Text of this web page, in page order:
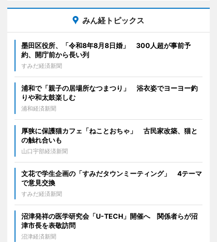
みん経トピックス
墨田区役所、「令和8年8月8日婚」 300人超が事前予
約、開庁前から長い列
すみだ経済新聞
浦和で「親子の居場所なつまつり」 浴衣姿でヨーヨー釣
りや和太鼓楽しむ
浦和経済新聞
厚狭に保護猫カフェ「ねことおちゃ」 古民家改築、猫と
の触れ合いも
山口宇部経済新聞
文花で学生企画の「すみだタウンミーティング」 4テーマ
で意見交換
すみだ経済新聞
沼津発祥の医学研究会「U-TECH」開催へ 関係者らが沼
津市長を表敬訪問
沼津経済新聞